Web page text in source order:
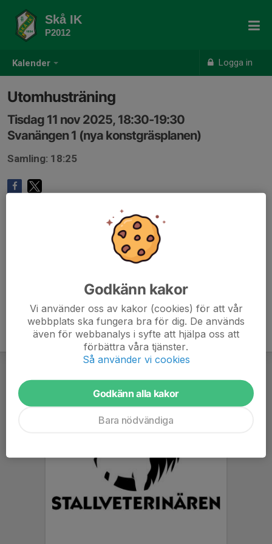
Kalender Logga in
Skå IK
P2012
Utomhusträning
Tisdag 11 nov 2025, 18:30-19:30
Svanängen 1 (nya konstgräsplanen)
Samling: 18:25
Godkänn kakor
Vi använder oss av kakor (cookies) för att vår
webbplats ska fungera bra för dig. De används
även för webbanalys i syfte att hjälpa oss att
förbättra våra tjänster.
Så använder vi cookies
Godkänn alla kakor
Bara nödvändiga